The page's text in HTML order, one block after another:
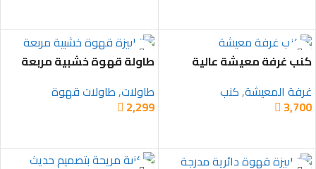
كنب غرفة معيشة عالية
غرفة المعيشة,كنب
 3,700
طاولة قهوة خشبية مربعة
طاولات,طاولات قهوة
 2,299